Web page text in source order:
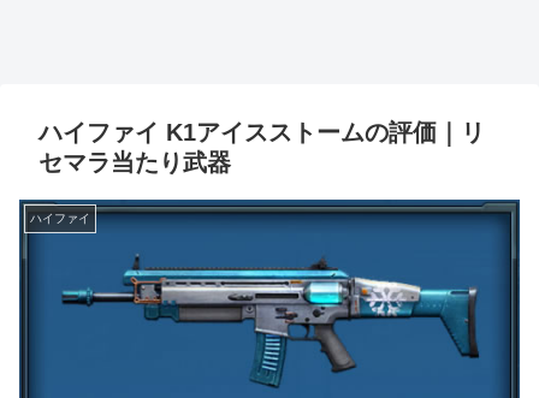
ハイファイ K1アイスストームの評価｜リ
セマラ当たり武器
ハイファイ